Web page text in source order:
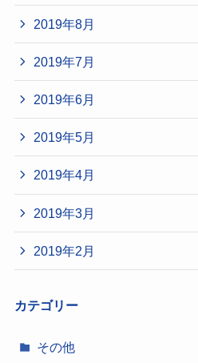
2019年8月
2019年7月
2019年6月
2019年5月
2019年4月
2019年3月
2019年2月
カテゴリー
その他